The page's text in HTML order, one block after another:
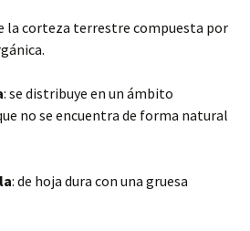
la corteza terrestre compuesta por
: se distribuye en un ámbito
no se encuentra de forma natural
: de hoja dura con una gruesa